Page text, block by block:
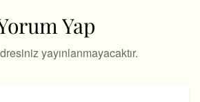
Yap
yayınlanmayacaktır.